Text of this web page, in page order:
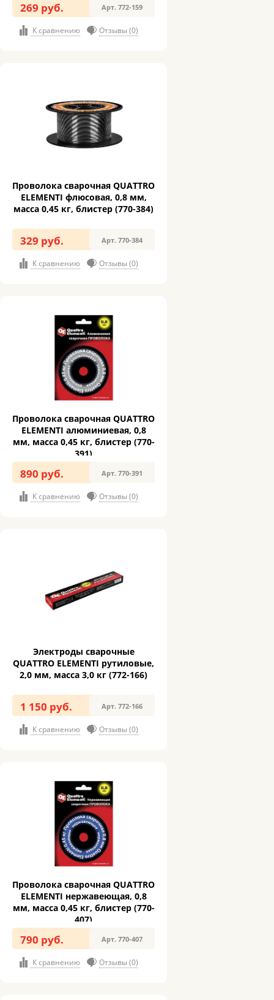
269 руб. Арт. 772-159
К сравнению Отзывы (0)
Проволока сварочная QUATTRO
ELEMENTI флюсовая, 0,8 мм,
масса 0,45 кг, блистер (770-384)
329 руб. Арт. 770-384
К сравнению Отзывы (0)
Проволока сварочная QUATTRO
ELEMENTI алюминиевая, 0,8
мм, масса 0,45 кг, блистер (770-
391)
890 руб. Арт. 770-391
К сравнению Отзывы (0)
Электроды сварочные
QUATTRO ELEMENTI рутиловые,
2,0 мм, масса 3,0 кг (772-166)
1 150 руб. Арт. 772-166
К сравнению Отзывы (0)
Проволока сварочная QUATTRO
ELEMENTI нержавеющая, 0,8
мм, масса 0,45 кг, блистер (770-
407)
790 руб. Арт. 770-407
К сравнению Отзывы (0)